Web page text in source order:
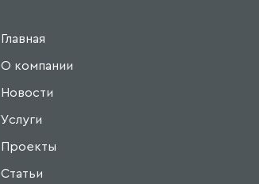
Главная
О компании
Новости
Услуги
Проекты
Статьи